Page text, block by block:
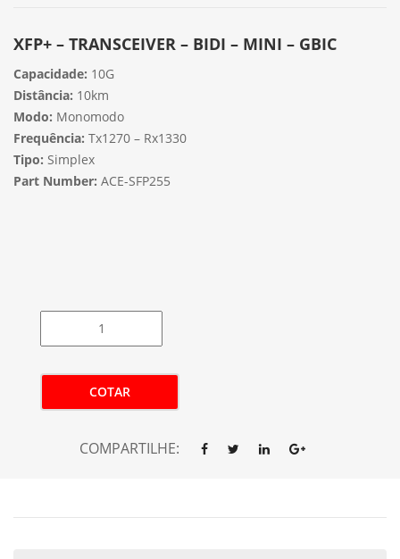
XFP+ – TRANSCEIVER – BIDI – MINI – GBIC
Capacidade: 10G
Distância: 10km
Modo: Monomodo
Frequência: Tx1270 – Rx1330
Tipo: Simplex
Part Number: ACE-SFP255
COTAR
COMPARTILHE: